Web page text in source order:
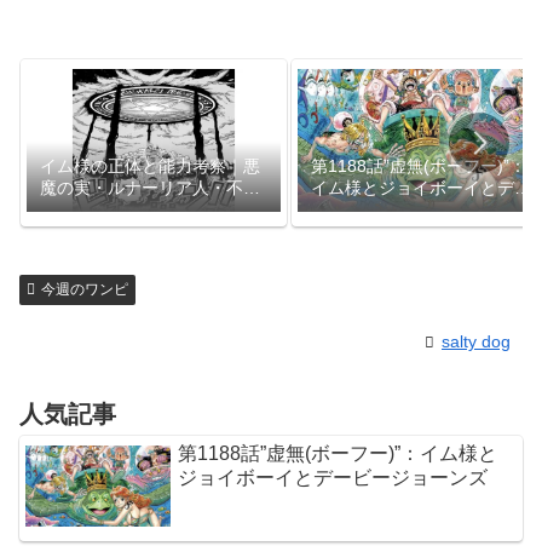
イム様の正体と能力考察｜悪
魔の実・ルナーリア人・不老
不死の謎【1179話】
第1188話”虚無(ボーフー)”：
イム様とジョイボーイとデー
ビージョーンズ
今週のワンピ
salty dog
人気記事
第1188話”虚無(ボーフー)”：イム様と
ジョイボーイとデービージョーンズ